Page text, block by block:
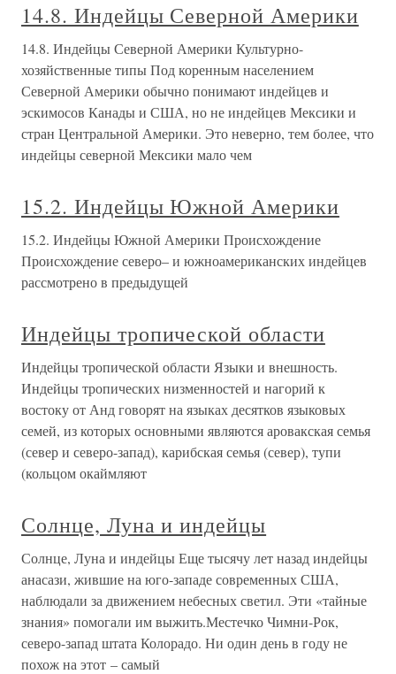
14.8. Индейцы Северной Америки
14.8. Индейцы Северной Америки Культурно-
хозяйственные типы Под коренным населением
Северной Америки обычно понимают индейцев и
эскимосов Канады и США, но не индейцев Мексики и
стран Центральной Америки. Это неверно, тем более, что
индейцы северной Мексики мало чем
15.2. Индейцы Южной Америки
15.2. Индейцы Южной Америки Происхождение
Происхождение северо– и южноамериканских индейцев
рассмотрено в предыдущей
Индейцы тропической области
Индейцы тропической области Языки и внешность.
Индейцы тропических низменностей и нагорий к
востоку от Анд говорят на языках десятков языковых
семей, из которых основными являются аровакская семья
(север и северо-запад), карибская семья (север), тупи
(кольцом окаймляют
Солнце, Луна и индейцы
Солнце, Луна и индейцы Еще тысячу лет назад индейцы
анасази, жившие на юго-западе современных США,
наблюдали за движением небесных светил. Эти «тайные
знания» помогали им выжить.Местечко Чимни-Рок,
северо-запад штата Колорадо. Ни один день в году не
похож на этот – самый